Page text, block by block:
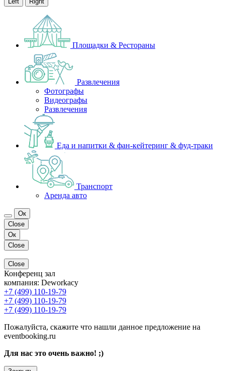
Площадки & Рестораны
Развлечения
Фотографы
Видеографы
Развлечения
Еда и напитки & фан-кейтеринг & фуд-траки
Транспорт
Аренда авто
Ок
Close
Ок
Close
Close
Конференц зал
компания: Deworkacy
+7 (499) 110-19-79
+7 (499) 110-19-79
+7 (499) 110-19-79
Пожалуйста, скажите что нашли данное предложение на
eventbooking.ru
Для нас это очень важно! ;)